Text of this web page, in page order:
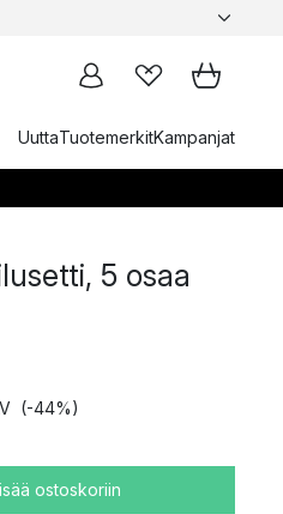
UuttaTuotemerkitKampanjat
5 osaa
(-44%)
ostoskoriin